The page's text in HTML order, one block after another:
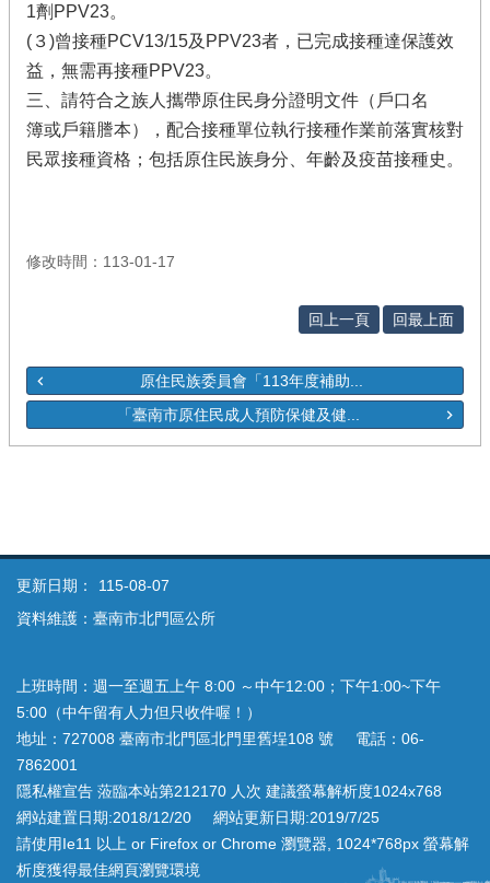
1劑PPV23。
(３)曾接種PCV13/15及PPV23者，已完成接種達保護效
益，無需再接種PPV23。
三、請符合之族人攜帶原住民身分證明文件（戶口名
簿或戶籍謄本），配合接種單位執行接種作業前落實核對
民眾接種資格；包括原住民族身分、年齡及疫苗接種史。
修改時間：113-01-17
回上一頁 回最上面
原住民族委員會「113年度補助...
「臺南市原住民成人預防保健及健...
更新日期：
115-08-07
資料維護：臺南市北門區公所
上班時間：週一至週五上午 8:00 ～中午12:00；下午1:00~下午
5:00（中午留有人力但只收件喔！）
地址：727008 臺南市北門區北門里舊埕108 號 電話：06-
7862001
隱私權宣告 蒞臨本站第212170 人次 建議螢幕解析度1024x768
網站建置日期:2018/12/20 網站更新日期:2019/7/25
請使用Ie11 以上 or Firefox or Chrome 瀏覽器, 1024*768px 螢幕解
析度獲得最佳網頁瀏覽環境